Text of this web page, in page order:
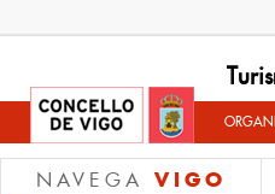
NAVEGA VIGO